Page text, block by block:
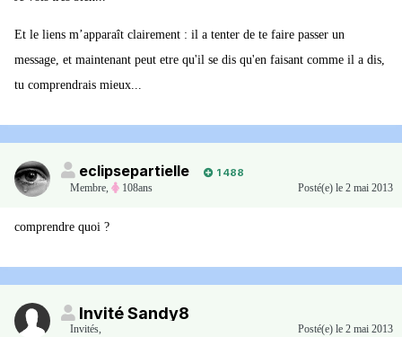
Et le liens m’apparaît clairement : il a tenter de te faire passer un
message, et maintenant peut etre qu'il se dis qu'en faisant comme il a dis,
tu comprendrais mieux...
eclipsepartielle
1 488
Membre, 108ans Posté(e) le 2 mai 2013
comprendre quoi ?
Invité Sandy8
Invités, Posté(e) le 2 mai 2013